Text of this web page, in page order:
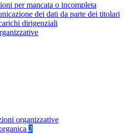
per mancata o incompleta
dei dati da parte dei titolari
dirigenziali
organizzative
2